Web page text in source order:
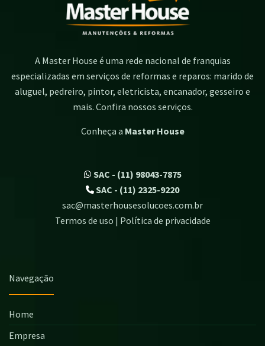
A Master House é uma rede nacional de franquias
especializadas em serviços de reformas e reparos: marido de
aluguel, pedreiro, pintor, eletricista, encanador, gesseiro e
mais. Confira nossos serviços.
Conheça a Master House
SAC - (11) 98043-7875
SAC - (11) 2325-9220
sac@masterhousesolucoes.com.br
Termos de uso | Política de privacidade
Navegação
Home
Empresa